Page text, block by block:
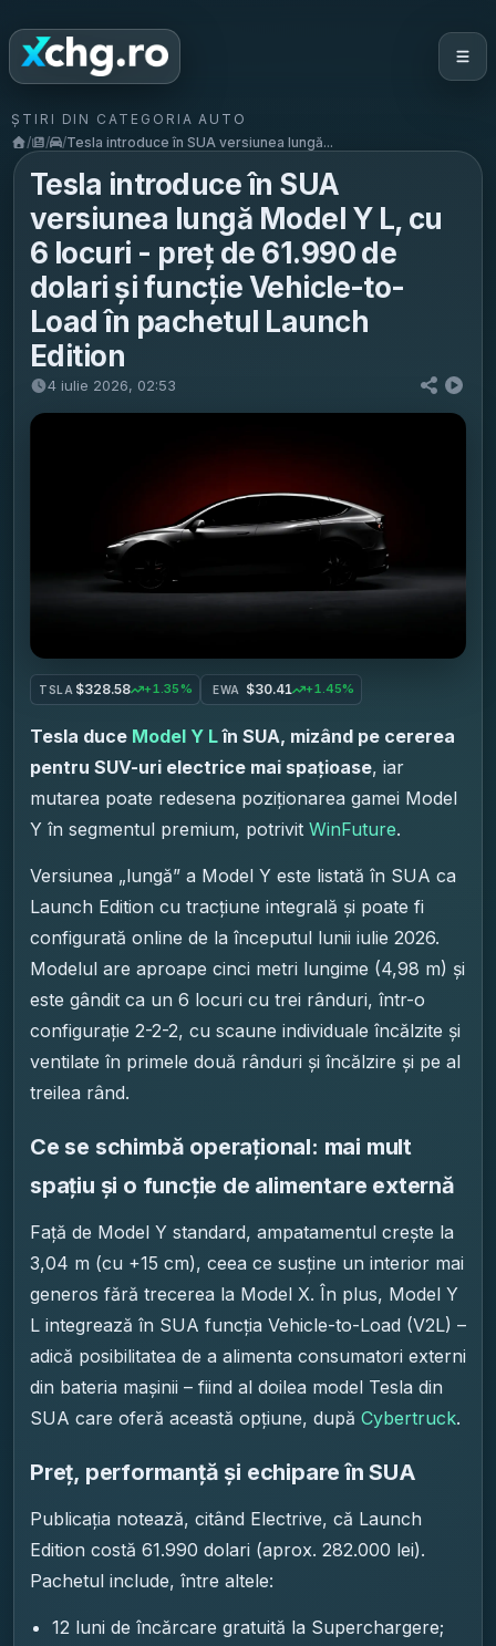
ȘTIRI DIN CATEGORIA AUTO
/
/ /Tesla introduce în SUA versiunea lungă...
Tesla introduce în SUA
versiunea lungă Model Y L, cu
6 locuri - preț de 61.990 de
dolari și funcție Vehicle-to-
Load în pachetul Launch
Edition
4 iulie 2026, 02:53
TSLA $328.58 +1.35% EWA $30.41 +1.45%
Tesla duce Model Y Lîn SUA, mizând pe cererea
pentru SUV-uri electrice mai spațioase, iar
mutarea poate redesena poziționarea gamei Model
Y în segmentul premium, potrivit WinFuture.
Versiunea „lungă” a Model Y este listată în SUA ca
Launch Edition cu tracțiune integrală și poate fi
configurată online de la începutul lunii iulie 2026.
Modelul are aproape cinci metri lungime (4,98 m) și
este gândit ca un 6 locuri cu trei rânduri, într-o
configurație 2-2-2, cu scaune individuale încălzite și
ventilate în primele două rânduri și încălzire și pe al
treilea rând.
Ce se schimbă operațional: mai mult
spațiu și o funcție de alimentare externă
Față de Model Y standard, ampatamentul crește la
3,04 m (cu +15 cm), ceea ce susține un interior mai
generos fără trecerea la Model X. În plus, Model Y
L integrează în SUA funcția Vehicle-to-Load (V2L) –
adică posibilitatea de a alimenta consumatori externi
din bateria mașinii – fiind al doilea model Tesla din
SUA care oferă această opțiune, după Cybertruck.
Preț, performanță și echipare în SUA
Publicația notează, citând Electrive, că Launch
Edition costă 61.990 dolari (aprox. 282.000 lei).
Pachetul include, între altele:
12 luni de încărcare gratuită la Superchargere;